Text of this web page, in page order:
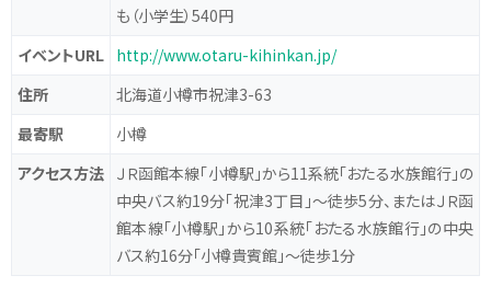
も（小学生）540円
イベントURL http://www.otaru-kihinkan.jp/
住所
北海道小樽市祝津3-63
最寄駅
小樽
アクセス方法 ＪＲ函館本線「小樽駅」から11系統「おたる水族館行」の
中央バス約19分「祝津3丁目」～徒歩5分、またはＪＲ函
館本線「小樽駅」から10系統「おたる水族館行」の中央
バス約16分「小樽貴賓館」～徒歩1分